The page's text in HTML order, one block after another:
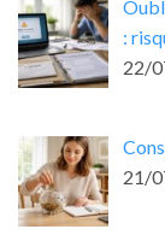
:
22/
21/